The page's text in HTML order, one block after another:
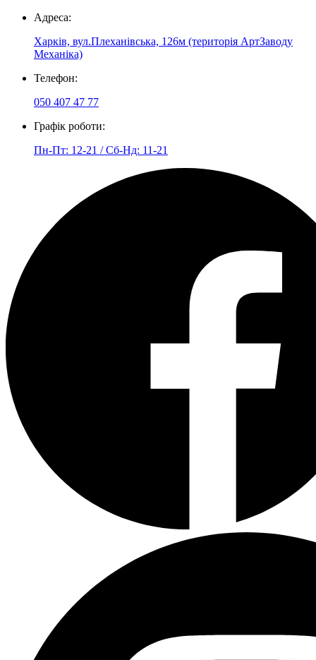
Адреса:
Харків, вул.Плеханівська, 126м (територія АртЗаводу
Механіка)
Телефон:
050 407 47 77
Графік роботи:
Пн-Пт: 12-21 / Сб-Нд: 11-21